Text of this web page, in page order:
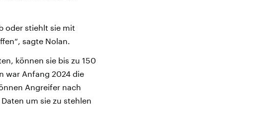
oder stiehlt sie mit
sagte Nolan.
können sie bis zu 150
war Anfang 2024 die
Angreifer nach
um sie zu stehlen